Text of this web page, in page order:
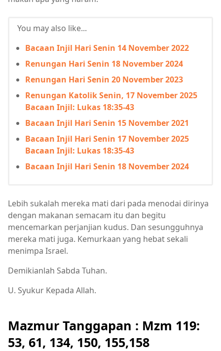
You may also like...
Bacaan Injil Hari Senin 14 November 2022
Renungan Hari Senin 18 November 2024
Renungan Hari Senin 20 November 2023
Renungan Katolik Senin, 17 November 2025
Bacaan Injil: Lukas 18:35-43
Bacaan Injil Hari Senin 15 November 2021
Bacaan Injil Hari Senin 17 November 2025
Bacaan Injil: Lukas 18:35-43
Bacaan Injil Hari Senin 18 November 2024
Lebih sukalah mereka mati dari pada menodai dirinya
dengan makanan semacam itu dan begitu
mencemarkan perjanjian kudus. Dan sesungguhnya
mereka mati juga. Kemurkaan yang hebat sekali
menimpa Israel.
Demikianlah Sabda Tuhan.
U. Syukur Kepada Allah.
Mazmur Tanggapan : Mzm 119:
53, 61, 134, 150, 155,158